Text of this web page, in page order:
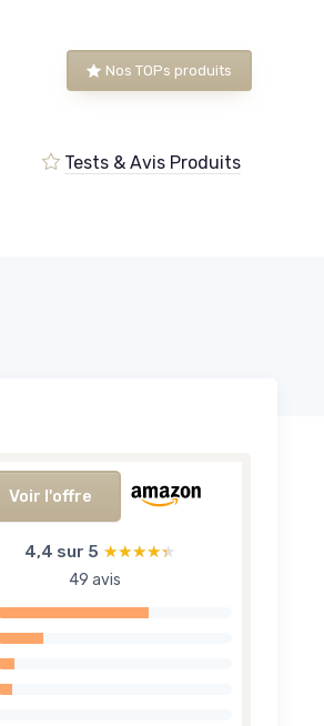
Nos TOPs produits
Tests & Avis Produits
Voir l'offre
4,4 sur 5 ★★★★★
★★★★★
49 avis